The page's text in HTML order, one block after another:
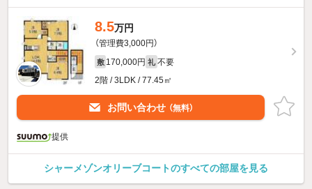
8.5万円
（管理費3,000円）
敷 170,000円 礼 不要
2階 / 3LDK / 77.45㎡
お問い合わせ （無料）
提供
シャーメゾンオリーブコートのすべての部屋を見る